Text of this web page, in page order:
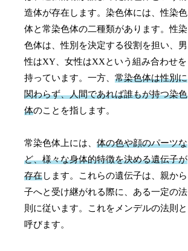
造体が存在します。染色体には、性染色
体と常染色体の二種類があります。性染
色体は、性別を決定する役割を担い、男
性はXY、女性はXXという組み合わせを
持っています。一方、常染色体は性別に
関わらず、人間であれば誰もが持つ染色
体のことを指します。
常染色体上には、体の色や顔のパーツな
ど、様々な身体的特徴を決める遺伝子が
存在します。これらの遺伝子は、親から
子へと受け継がれる際に、ある一定の法
則に従います。これをメンデルの法則と
呼びます。